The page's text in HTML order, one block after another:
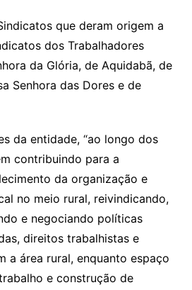
que deram origem a
dos Trabalhadores
da Glória, de Aquidabã, de
Senhora das Dores e de
da entidade, “ao longo dos
contribuindo para a
da organização e
no meio rural, reivindicando,
e negociando políticas
direitos trabalhistas e
a área rural, enquanto espaço
e construção de